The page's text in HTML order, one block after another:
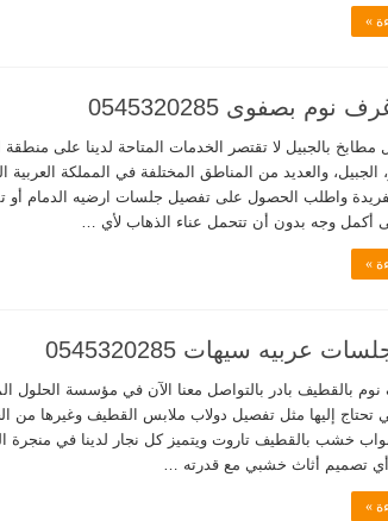
»
بصفوى 0545320285
بالجبيل لا تقتصر الخدمات المتاحة لدينا على منطقة
الجبيل، والعديد من المناطق المختلفة في المملكة
الفريدة واطلب الحصول على تفصيل جلسات ارضيه الدمام
أكمل وجه بدون أن تتحمل عناء الذهاب لأي …
»
عربيه سيهات 0545320285
بالقطيف بادر بالتواصل معنا الآن في مؤسسة الحلول
تحتاج إليها مثل تفصيل دولاب ملابس القطيف وغيرها من
خشب بالقطيف تاروت ويتميز كل نجار لدينا في منجرة
أي تصميم أثاث خشبي مع قدرته …
»